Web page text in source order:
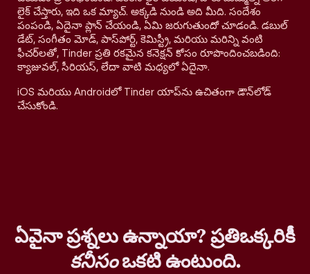
లైక్ చేస్తారు, ఇది ఒక మ్యాచ్. అక్కడి నుండి అది మీది. సందేశం
పంపండి, ఏదైనా ప్లాన్ చేయండి, ఏమి జరుగుతుందో చూడండి. డబుల్
డేట్, సంగీతం మోడ్, పాస్‌పోర్ట్, కెమిస్ట్రీ, మరియు మరిన్ని వంటి
ఫీచర్‌లతో, Tinder ప్రతి రకమైన కనెక్షన్ కోసం రూపొందించబడింది:
క్యాజువల్, సీరియస్, లేదా వాటి మధ్యలో ఏదైనా.
iOS మరియు Androidలో Tinder యాప్‌ను ఉచితంగా డౌన్‌లోడ్
చేసుకోండి.
ఏవైనా ప్రశ్నలు ఉన్నాయా? ప్రతిఒక్కరికీ
కనీసంఒకటి ఉంటుంది.